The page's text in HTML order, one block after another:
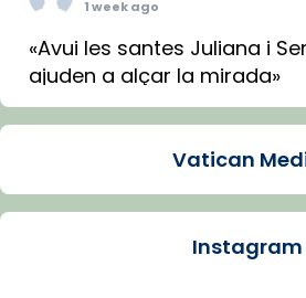
1 week ago
«Avui les santes Juliana i
ajuden a alçar la mirada»
Mons. Sergi Gordo, bisbe
Santes de Mataró.
🔗tinyurl.com/cvu5jmbk
Vatican
Instagram